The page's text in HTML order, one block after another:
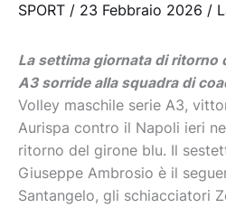
SPORT / 23 Febbraio 2026 /
La settima giornata di ritorno
A3 sorride alla squadra di
Volley maschile serie A3,
Aurispa contro il Napoli ieri
ritorno del girone blu. Il
Giuseppe Ambrosio è il
Santangelo, gli schiacciatori